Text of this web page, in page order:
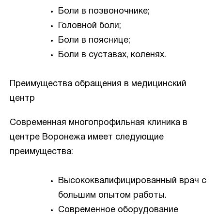
Боли в позвоночнике;
Головной боли;
Боли в пояснице;
Боли в суставах, коленях.
Преимущества обращения в медицинский
центр
Современная многопрофильная клиника в
центре Воронежа имеет следующие
преимущества:
Высококвалифицированный врач с
большим опытом работы.
Современное оборудование